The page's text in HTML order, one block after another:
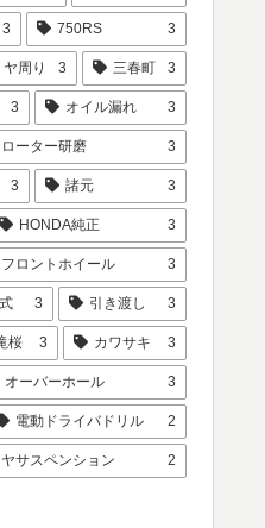
3 750RS 3
ヤ周り 3 三春町 3
3 オイル漏れ 3
ローター研磨 3
3 諸元 3
HONDA純正 3
フロントホイール 3
3 引き渡し 3
桜 3 カワサキ 3
オーバーホール 3
電動ドライバドリル 2
ヤサスペンション 2